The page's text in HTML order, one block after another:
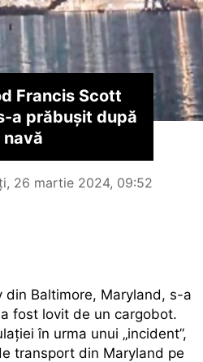
Francis Scott
a prăbușit după
26 martie 2024, 09:52
din Baltimore, Maryland, s-a
fost lovit de un cargobot.
în urma unui „incident”,
transport din Maryland pe